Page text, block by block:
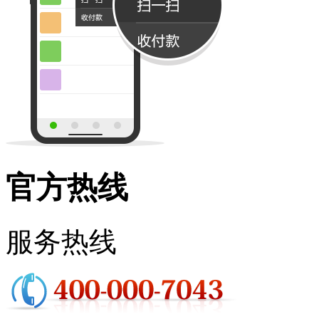
官方热线
服务热线